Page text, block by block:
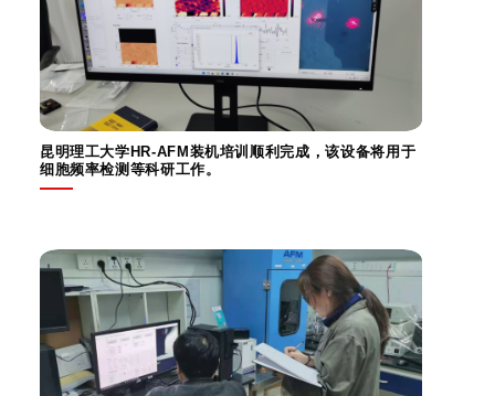
昆明理工大学HR-AFM装机培训顺利完成，该设备将用于
细胞频率检测等科研工作。